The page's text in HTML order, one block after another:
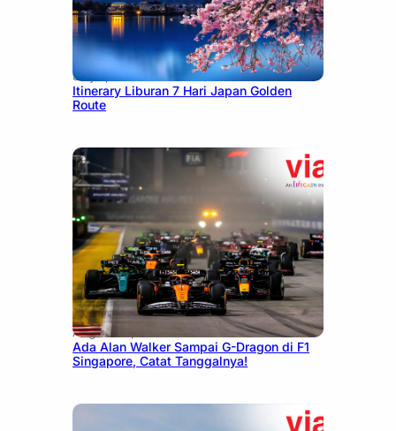
July 7, 2026
Itinerary Liburan 7 Hari Japan Golden
Route
August 13, 2025
Ada Alan Walker Sampai G-Dragon di F1
Singapore, Catat Tanggalnya!